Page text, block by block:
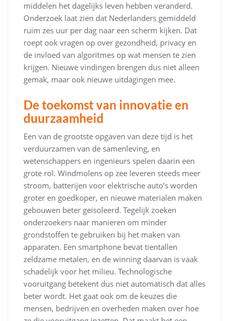
middelen het dagelijks leven hebben veranderd.
Onderzoek laat zien dat Nederlanders gemiddeld
ruim zes uur per dag naar een scherm kijken. Dat
roept ook vragen op over gezondheid, privacy en
de invloed van algoritmes op wat mensen te zien
krijgen. Nieuwe vindingen brengen dus niet alleen
gemak, maar ook nieuwe uitdagingen mee.
De toekomst van innovatie en
duurzaamheid
Een van de grootste opgaven van deze tijd is het
verduurzamen van de samenleving, en
wetenschappers en ingenieurs spelen daarin een
grote rol. Windmolens op zee leveren steeds meer
stroom, batterijen voor elektrische auto’s worden
groter en goedkoper, en nieuwe materialen maken
gebouwen beter geïsoleerd. Tegelijk zoeken
onderzoekers naar manieren om minder
grondstoffen te gebruiken bij het maken van
apparaten. Een smartphone bevat tientallen
zeldzame metalen, en de winning daarvan is vaak
schadelijk voor het milieu. Technologische
vooruitgang betekent dus niet automatisch dat alles
beter wordt. Het gaat ook om de keuzes die
mensen, bedrijven en overheden maken over hoe